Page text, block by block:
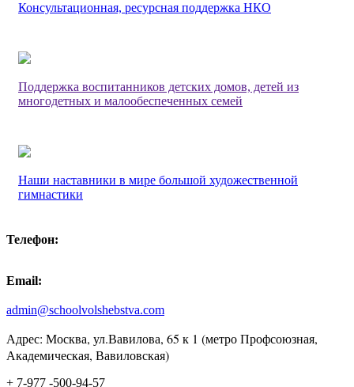
Консультационная, ресурсная поддержка НКО
Поддержка воспитанников детских домов, детей из
многодетных и малообеспеченных семей
Наши наставники в мире большой художественной
гимнастики
Телефон:
Email:
admin@schoolvolshebstva.com
Адрес: Москва, ул.Вавилова, 65 к 1 (метро Профсоюзная,
Академическая, Вавиловская)
+ 7-977 -500-94-57